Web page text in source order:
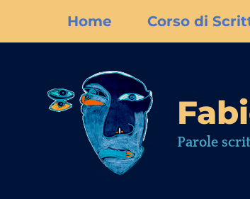
Home Corso di
Parole